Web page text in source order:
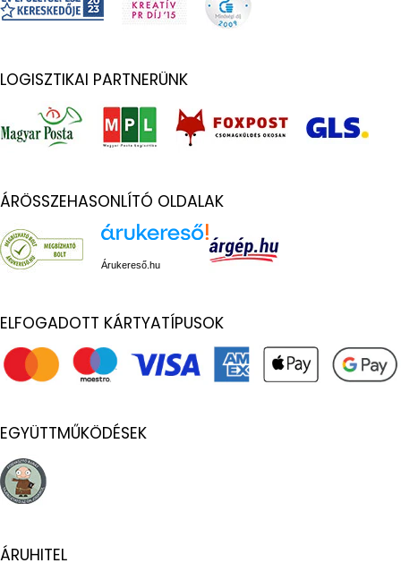
LOGISZTIKAI PARTNERÜNK
ÁRÖSSZEHASONLÍTÓ OLDALAK
Árukereső.hu
ELFOGADOTT KÁRTYATÍPUSOK
EGYÜTTMŰKÖDÉSEK
ÁRUHITEL